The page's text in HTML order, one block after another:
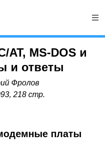
AT, MS-DOS и
и ответы
Фролов
218 стр.
платы